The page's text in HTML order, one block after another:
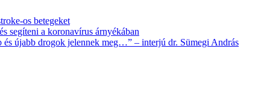
os betegeket
segíteni a koronavírus árnyékában
és újabb drogok jelennek meg…” – interjú dr. Sümegi András